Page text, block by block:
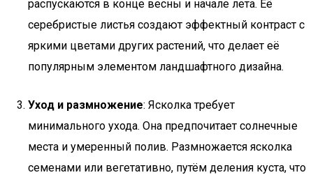
распускаются в конце весны и начале лета. Её
серебристые листья создают эффектный контраст с
яркими цветами других растений, что делает её
популярным элементом ландшафтного дизайна.
Уход и размножение: Ясколка требует
минимального ухода. Она предпочитает солнечные
места и умеренный полив. Размножается ясколка
семенами или вегетативно, путём деления куста, что